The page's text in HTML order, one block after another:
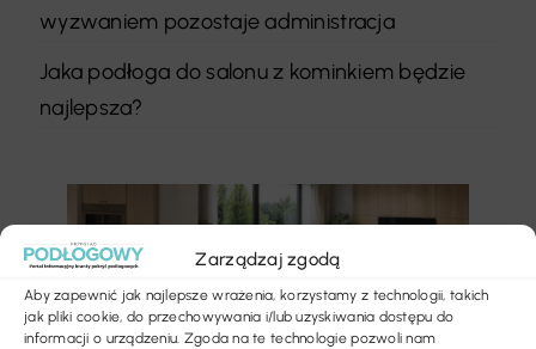
Zarządzaj zgodą
Aby zapewnić jak najlepsze wrażenia, korzystamy z technologii, takich
jak pliki cookie, do przechowywania i/lub uzyskiwania dostępu do
informacji o urządzeniu. Zgoda na te technologie pozwoli nam
wyzwaniem pozostaje administracja
Jaka podłoga do salonu z kominkiem będzie
najlepsza?